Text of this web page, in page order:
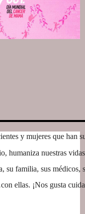
y mujeres que han
humaniza nuestras
su familia, sus
ellas. ¡Nos gusta